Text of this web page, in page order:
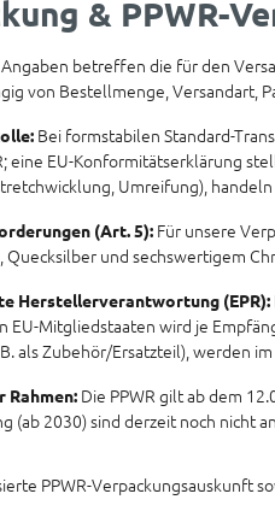
& PPWR-
betreffen die für den
von Bestellmenge, Versandart,
Bei formstabilen Standard-
eine EU-Konformitätserklärung
Umreifung),
(Art. 5): Für unsere
Quecksilber und sechswertigem
Herstellerverantwortung (EPR):
EU-Mitgliedstaaten wird je
als Zubehör/Ersatzteil), werden
Rahmen: Die PPWR gilt ab dem
(ab 2030) sind derzeit noch nicht
PPWR-